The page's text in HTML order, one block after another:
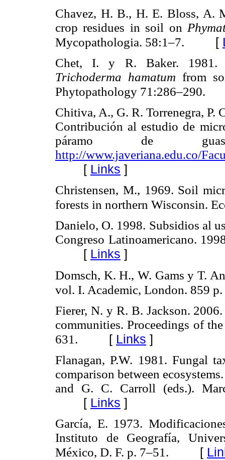
Chavez, H. B., H. E. Bloss, A.
crop residues in soil on
Mycopathologia. 58:1–7.
[
Chet, I. y R. Baker. 1981.
Trichoderma hamatum from
Phytopathology 71:286–290.
Chitiva, A., G. R. Torrenegra, P.
Contribución al estudio de
páramo de
http://www.javeriana.edu.co/
[ Links ]
Christensen, M., 1969. Soil
forests in northern Wisconsin.
Danielo, O. 1998. Subsidios al
Congreso Latinoamericano.
[ Links ]
Domsch, K. H., W. Gams y T.
vol. I. Academic, London. 859 p.
Fierer, N. y R. B. Jackson.
communities. Proceedings of
631.
[ Links ]
Flanagan, P.W. 1981. Fungal
comparison between
and G. C. Carroll (eds.).
[ Links ]
García, E. 1973.
Instituto de Geografía,
México, D. F. p. 7–51.
[